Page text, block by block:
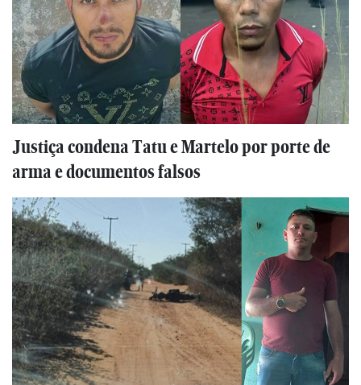
Justiça condena Tatu e Martelo por porte de
arma e documentos falsos